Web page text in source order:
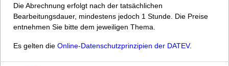
Die Abrechnung erfolgt nach der tatsächlichen
Bearbeitungsdauer, mindestens jedoch 1 Stunde. Die Preise
entnehmen Sie bitte dem jeweiligen Thema.
Es gelten die Online-Datenschutzprinzipien der DATEV.